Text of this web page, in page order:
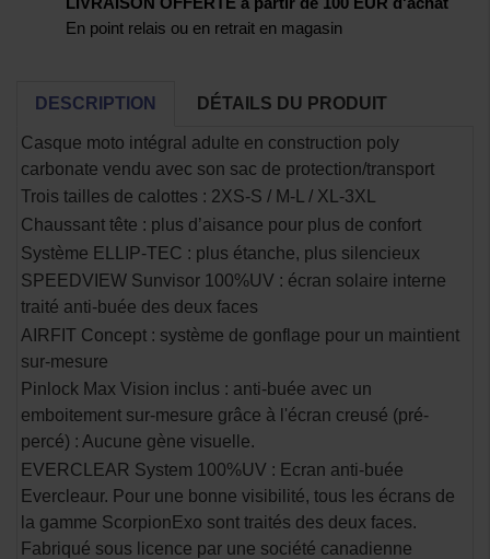
En point relais ou en retrait en magasin
DESCRIPTION DÉTAILS DU PRODUIT
Casque moto intégral adulte en construction poly
carbonate vendu avec son sac de protection/transport
Trois tailles de calottes : 2XS-S / M-L / XL-3XL
Chaussant tête : plus d’aisance pour plus de confort
Système ELLIP-TEC : plus étanche, plus silencieux
SPEEDVIEW Sunvisor 100%UV : écran solaire interne
traité anti-buée des deux faces
AIRFIT Concept : système de gonflage pour un maintient
sur-mesure
Pinlock Max Vision inclus : anti-buée avec un
emboitement sur-mesure grâce à l'écran creusé (pré-
percé) : Aucune gène visuelle.
EVERCLEAR System 100%UV : Ecran anti-buée
Evercleaur. Pour une bonne visibilité, tous les écrans de
la gamme ScorpionExo sont traités des deux faces.
Fabriqué sous licence par une société canadienne